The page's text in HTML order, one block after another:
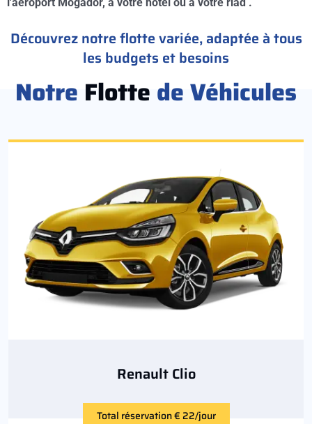
Découvrez notre flotte variée, adaptée à tous
les budgets et besoins
Notre Flotte de Véhicules
Renault Clio
Total réservation € 22/jour